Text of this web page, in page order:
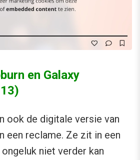
en Galaxy
ook de digitale versie van
een reclame. Ze zit in een
niet verder kan